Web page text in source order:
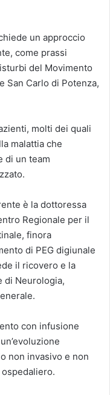
un approccio
come prassi
del Movimento
San Carlo di Potenza,
molti dei quali
malattia che
di un team
è la dottoressa
Regionale per il
finora
di PEG digiunale
il ricovero e la
di Neurologia,
con infusione
non invasivo e non